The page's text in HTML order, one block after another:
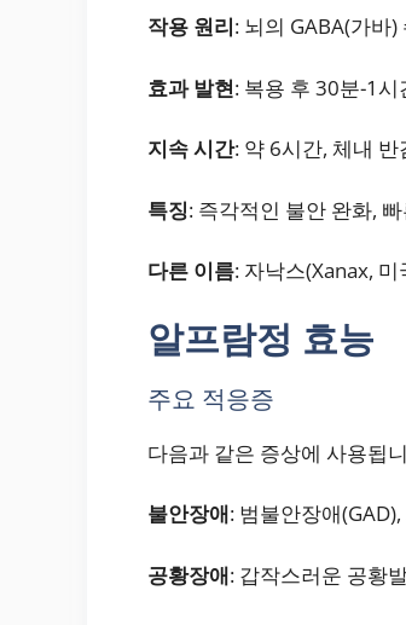
작용 원리: 뇌의 GABA(가바
효과 발현: 복용 후 30분-1
지속 시간: 약 6시간, 체내
특징: 즉각적인 불안 완화,
다른 이름: 자낙스(Xanax,
알프람정 효능
주요 적응증
다음과 같은 증상에 사용됩
불안장애: 범불안장애
공황장애: 갑작스러운 공황